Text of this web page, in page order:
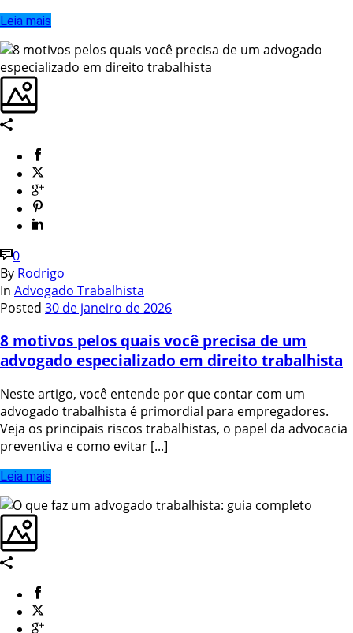
Leia mais
0
By Rodrigo
In Advogado Trabalhista
Posted 30 de janeiro de 2026
8 motivos pelos quais você precisa de um
advogado especializado em direito trabalhista
Neste artigo, você entende por que contar com um
advogado trabalhista é primordial para empregadores.
Veja os principais riscos trabalhistas, o papel da advocacia
preventiva e como evitar [...]
Leia mais